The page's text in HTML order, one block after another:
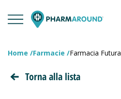
Home Farmacie Farmacia Futura
Torna alla lista